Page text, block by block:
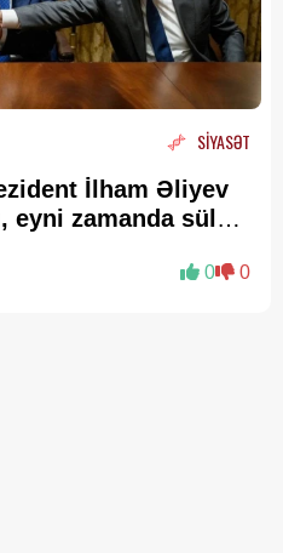
SİYASƏT
İlham Əliyev
eyni zamanda sülhü
0 0